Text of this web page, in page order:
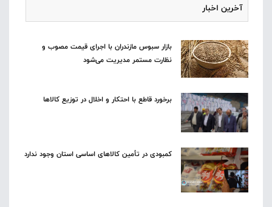
آخرین اخبار
بازار سبوس مازندران با اجرای قیمت مصوب و
نظارت مستمر مدیریت می‌شود
برخورد قاطع با احتکار و اخلال در توزیع کالاها
کمبودی در تأمین کالاهای اساسی استان وجود ندارد